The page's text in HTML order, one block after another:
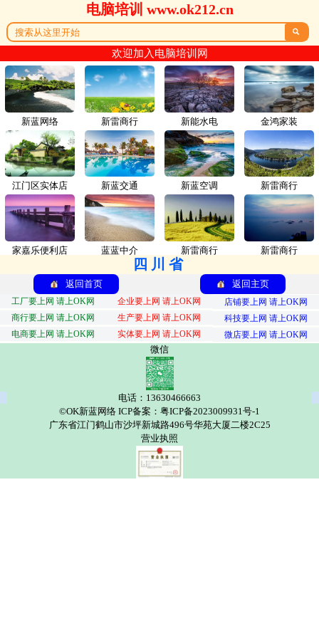
电脑培训 www.ok212.cn

欢迎加入电脑培训网
新蓝网络 新雷商行
江门区实体店 新蓝交通
家嘉乐便利店 蓝蓝中介
新能水电 金鸿家装
新蓝空调 新雷商行
新雷商行 新雷商行
四川省
返回首页 返回主页
工厂要上网 请上OK网 企业要上网 请上OK网
店铺要上网 请上OK网
商行要上网 请上OK网
生产要上网 请上OK网
科技要上网 请上OK网
电商要上网 请上OK网
实体要上网 请上OK网 微店要上网 请上OK网
微信
电话：13630466663
©OK新蓝网络 ICP备案：粤ICP备2023009931号-1
广东省江门鹤山市沙坪新城路496号华苑大厦二楼2C25
营业执照